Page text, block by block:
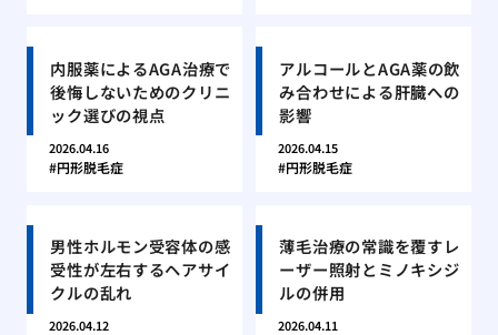
内服薬によるAGA治療で
後悔しないためのクリニ
ック選びの視点
2026.04.16
円形脱毛症
アルコールとAGA薬の飲
み合わせによる肝臓への
影響
2026.04.15
円形脱毛症
男性ホルモン受容体の感
受性が左右するヘアサイ
クルの乱れ
2026.04.12
薄毛治療の常識を覆すレ
ーザー照射とミノキシジ
ルの併用
2026.04.11